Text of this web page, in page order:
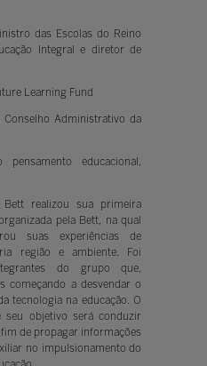
das Escolas do Reino
Integral e diretor de
Learning Fund
Conselho Administrativo da
educacional,
realizou sua primeira
pela Bett, na qual
suas experiências de
região e ambiente. Foi
do grupo que,
começando a desvendar o
tecnologia na educação. O
seu objetivo será conduzir
de propagar informações
no impulsionamento do